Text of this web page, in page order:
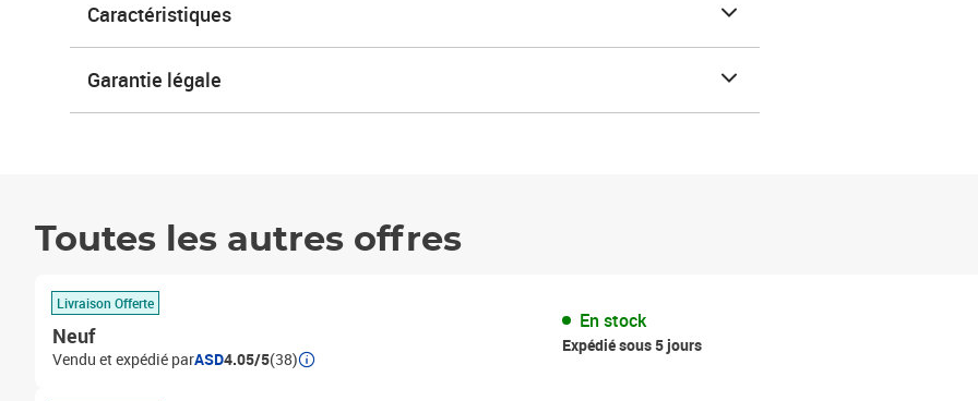
Caractéristiques
Garantie légale
Toutes les autres offres
Livraison Offerte
Neuf
Vendu et expédié parASD4.05/5(38)
En stock
Expédié sous 5 jours